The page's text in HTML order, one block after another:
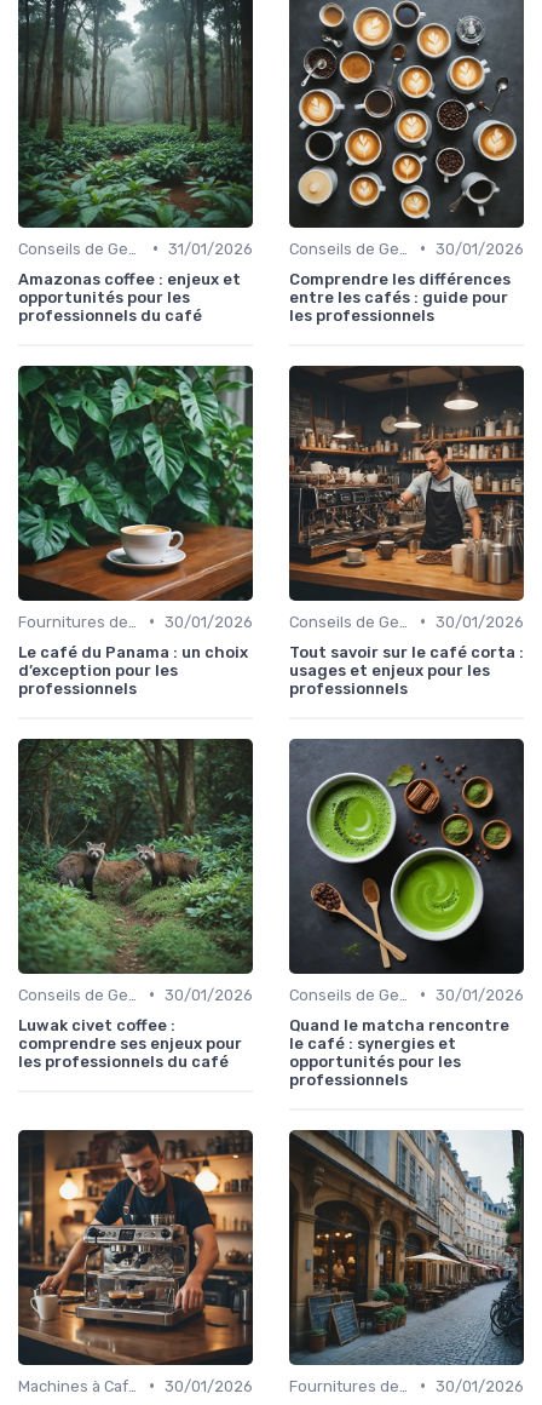
• 31/01/2026
Amazonas coffee : enjeux et
opportunités pour les
professionnels du café
• 30/01/2026
Comprendre les différences
entre les cafés : guide pour
les professionnels
• 30/01/2026
Le café du Panama : un choix
d’exception pour les
professionnels
• 30/01/2026
Tout savoir sur le café corta :
usages et enjeux pour les
professionnels
• 30/01/2026
Luwak civet coffee :
comprendre ses enjeux pour
les professionnels du café
• 30/01/2026
Quand le matcha rencontre
le café : synergies et
opportunités pour les
professionnels
• 30/01/2026
• 30/01/2026